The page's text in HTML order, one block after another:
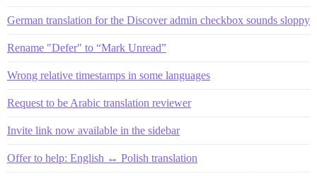
German translation for the Discover admin checkbox sounds sloppy
Rename "Defer" to “Mark Unread”
Wrong relative timestamps in some languages
Request to be Arabic translation reviewer
Invite link now available in the sidebar
Offer to help: English ↔ Polish translation